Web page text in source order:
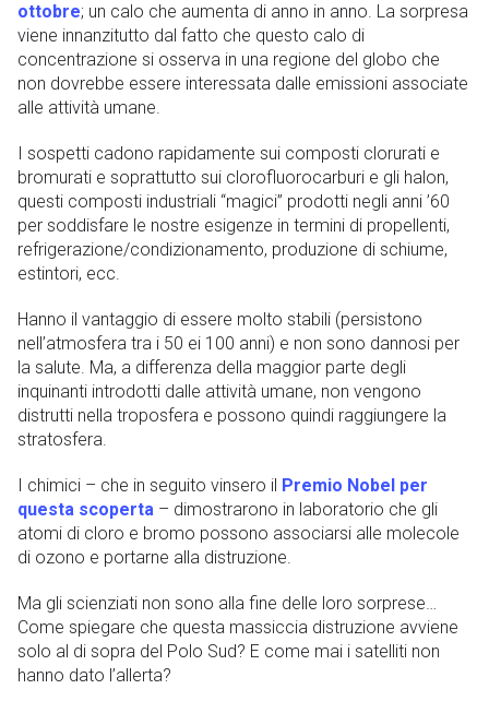
ottobre; un calo che aumenta di anno in anno. La sorpresa
viene innanzitutto dal fatto che questo calo di
concentrazione si osserva in una regione del globo che
non dovrebbe essere interessata dalle emissioni associate
alle attività umane.
I sospetti cadono rapidamente sui composti clorurati e
bromurati e soprattutto sui clorofluorocarburi e gli halon,
questi composti industriali “magici” prodotti negli anni ’60
per soddisfare le nostre esigenze in termini di propellenti,
refrigerazione/condizionamento, produzione di schiume,
estintori, ecc.
Hanno il vantaggio di essere molto stabili (persistono
nell’atmosfera tra i 50 ei 100 anni) e non sono dannosi per
la salute. Ma, a differenza della maggior parte degli
inquinanti introdotti dalle attività umane, non vengono
distrutti nella troposfera e possono quindi raggiungere la
stratosfera.
I chimici – che in seguito vinsero il Premio Nobel per
questa scoperta – dimostrarono in laboratorio che gli
atomi di cloro e bromo possono associarsi alle molecole
di ozono e portarne alla distruzione.
Ma gli scienziati non sono alla fine delle loro sorprese…
Come spiegare che questa massiccia distruzione avviene
solo al di sopra del Polo Sud? E come mai i satelliti non
hanno dato l’allerta?